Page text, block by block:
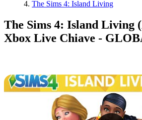
The Sims 4: Island Living
The Sims 4: Island Living
Xbox Live Chiave -